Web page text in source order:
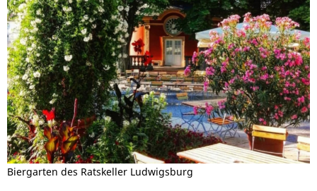
Biergarten des Ratskeller Ludwigsburg